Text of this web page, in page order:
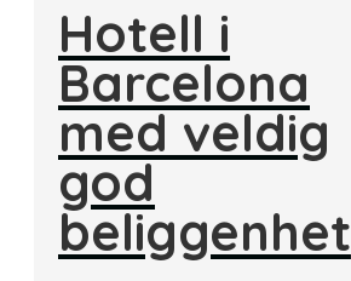
Hotell i
Barcelona
med veldig
god
beliggenhet